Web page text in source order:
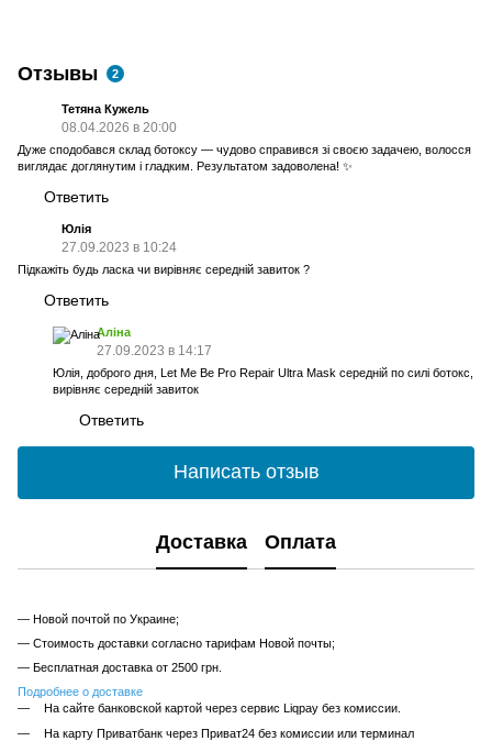
Отзывы 2
Тетяна Кужель
08.04.2026 в 20:00
Дуже сподобався склад ботоксу — чудово справився зі своєю задачею, волосся
виглядає доглянутим і гладким. Результатом задоволена! ✨
Ответить
Юлія
27.09.2023 в 10:24
Підкажіть будь ласка чи вирівняє середній завиток ?
Ответить
Аліна
27.09.2023 в 14:17
Юлія, доброго дня, Let Me Be Pro Repair Ultra Mask середній по силі ботокс,
вирівняє середній завиток
Ответить
Написать отзыв
Доставка Оплата
— Новой почтой по Украине;
— Стоимость доставки согласно тарифам Новой почты;
— Бесплатная доставка от 2500 грн.
Подробнее о доставке
На сайте банковской картой через сервис Liqpay без комиссии.
На карту Приватбанк через Приват24 без комиссии или терминал